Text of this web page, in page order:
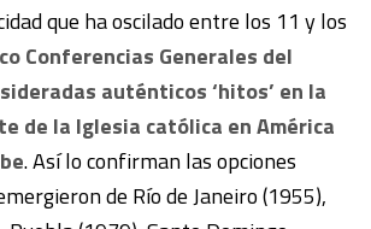
que ha oscilado entre los 11 y los
Conferencias Generales del
auténticos ‘hitos’ en la
de la Iglesia católica en América
. Así lo confirman las opciones
de Río de Janeiro (1955),